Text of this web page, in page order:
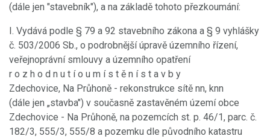
(dále jen "stavebník"), a na základě tohoto přezkoumání:
I. Vydává podle § 79 a 92 stavebního zákona a § 9 vyhlášky
č. 503/2006 Sb., o podrobnější úpravě územního řízení,
veřejnoprávní smlouvy a územního opatření
r o z h o d n u t í o u m í s t ě n í s t a v b y
Zdechovice, Na Průhoně - rekonstrukce sítě nn, knn
(dále jen „stavba") v současně zastavěném území obce
Zdechovice - Na Průhoně, na pozemcích st. p. 46/1, parc. č.
182/3, 555/3, 555/8 a pozemku dle původního katastru